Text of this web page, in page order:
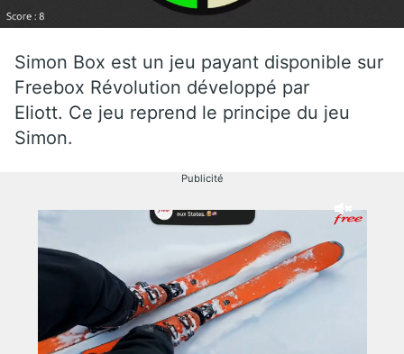
Simon Box est un jeu payant disponible sur
Freebox Révolution développé par
Eliott. Ce jeu reprend le principe du jeu
Simon.
Publicité